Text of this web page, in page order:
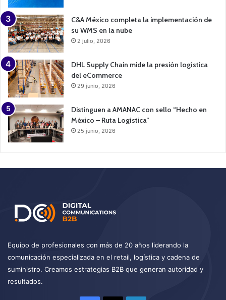
C&A México completa la implementación de
su WMS en la nube
2 julio, 2026
DHL Supply Chain mide la presión logística
del eCommerce
29 junio, 2026
Distinguen a AMANAC con sello “Hecho en
México – Ruta Logística”
25 junio, 2026
Equipo de profesionales con más de 20 años liderando la
comunicación especializada en el retail, logística y cadena de
suministro. Creamos estrategias B2B que generan autoridad y
resultados.